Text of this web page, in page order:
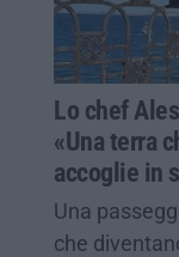
Lo chef
«Una terra
accoglie in
Una
che